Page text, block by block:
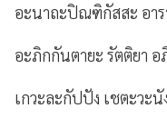
อะนาถะปิณฑิกัสสะ อาร
อะภิกกันตายะ รัตติยา
เกวะละกัปปัง เชตะวะนั